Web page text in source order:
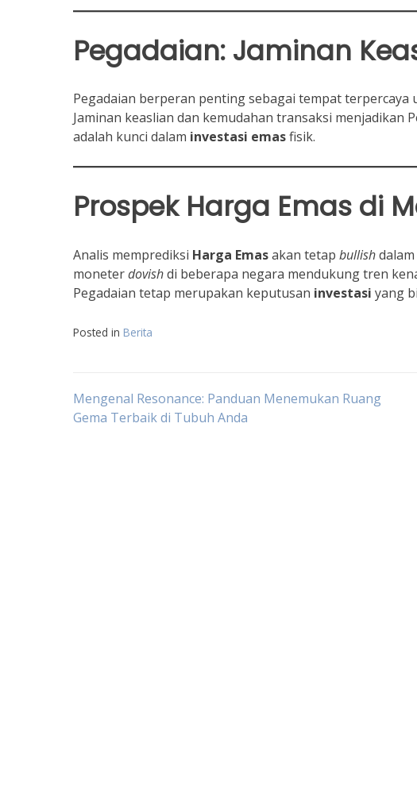
Pegadaian: Jaminan
Pegadaian berperan penting sebagai tempat terpercaya
Jaminan keaslian dan kemudahan transaksi menjadikan
adalah kunci dalam investasi emasfisik.
Prospek Harga Emas di
Analis memprediksi Harga Emasakan tetap bullish
moneterdovishdi beberapa negara mendukung tren
Pegadaian tetap merupakan keputusan investasi yang
Posted in Berita
Navigasi
Mengenal Resonance: Panduan Menemukan Ruang
Gema Terbaik di Tubuh Anda